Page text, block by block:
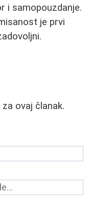
i samopouzdanje.
je prvi
ovaj članak.